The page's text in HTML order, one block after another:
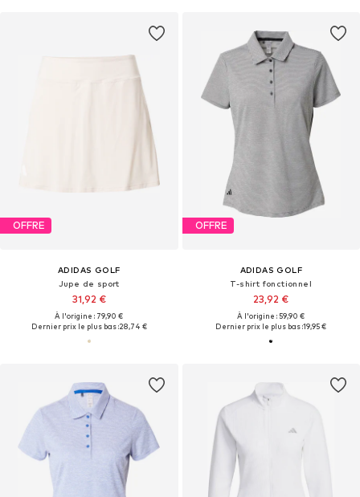
OFFRE
ADIDAS GOLF
Jupe de sport
31,92 €
À l'origine : 79,90 €
Dernier prix le plus bas :28,74 €
OFFRE
ADIDAS GOLF
T-shirt fonctionnel
23,92 €
À l'origine : 59,90 €
Dernier prix le plus bas :19,95 €